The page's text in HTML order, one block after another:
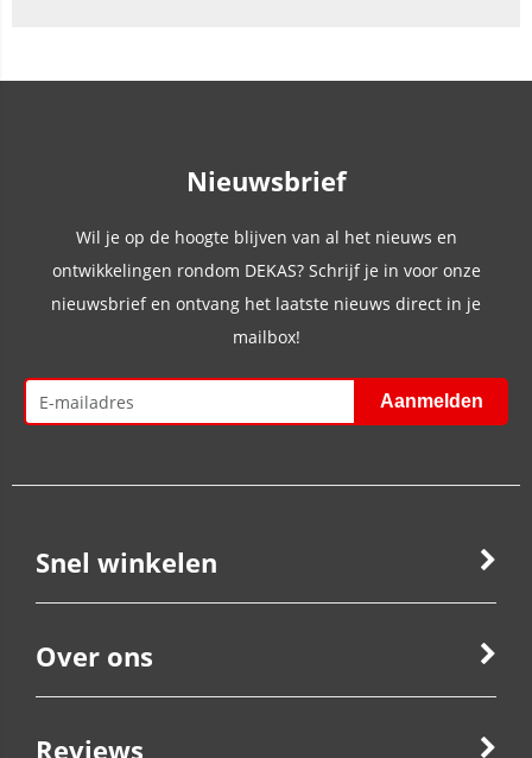
Nieuwsbrief
Wil je op de hoogte blijven van al het nieuws en
ontwikkelingen rondom DEKAS? Schrijf je in voor onze
nieuwsbrief en ontvang het laatste nieuws direct in je
mailbox!
Snel winkelen
Over ons
Reviews